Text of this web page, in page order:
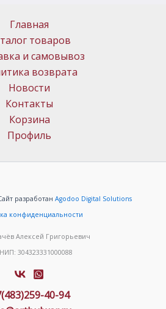
Главная
товаров
и самовывоз
возврата
Новости
Контакты
Корзина
Профиль
разработан Agodoo Digital Solutions
конфиденциальности
Алексей Григорьевич
304323331000088
40-94